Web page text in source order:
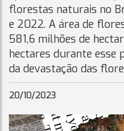
florestas naturais no
e 2022. A área de
581,6 milhões de
hectares durante esse
da devastação das
20/10/2023